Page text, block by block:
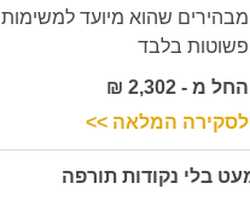
מבהירים שהוא מיועד למשימות
פשוטות בלבד
החל מ - 2,302 ₪
לסקירה המלאה >>